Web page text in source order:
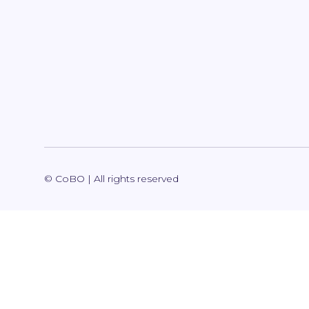
© CoBO | All rights reserved